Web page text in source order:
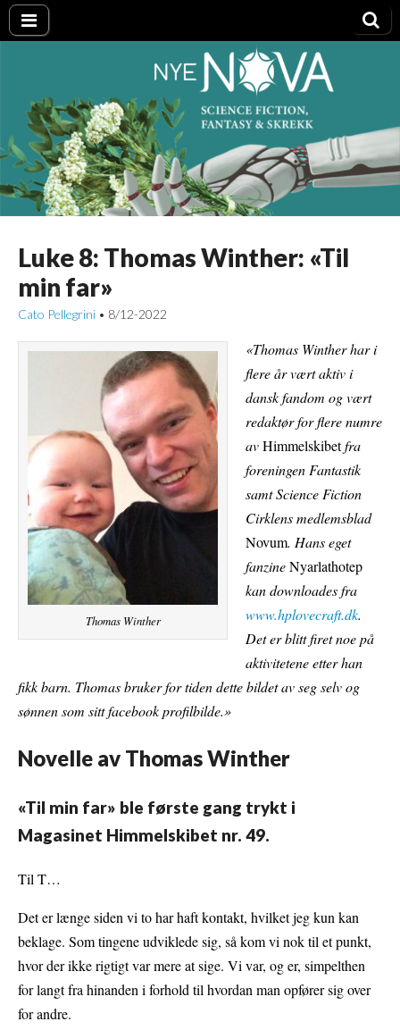
Nye NOVA
Luke 8: Thomas Winther: «Til
min far»
Cato Pellegrini • 8/12-2022
Thomas Winther
«Thomas Winther har i
flere år vært aktiv i
dansk fandom og vært
redaktør for flere numre
avHimmelskibetfra
foreningen Fantastik
samt Science Fiction
Cirklens medlemsblad
Novum. Hans eget
fanzineNyarlathotep
kan downloades fra
www.hplovecraft.dk.
Det er blitt firet noe på
aktivitetene etter han
fikk barn. Thomas bruker for tiden dette bildet av seg selv og
sønnen som sitt facebook profilbilde.»
Novelle av Thomas Winther
«Til min far» ble første gang trykt i
Magasinet Himmelskibet nr. 49.
Til T…
Det er længe siden vi to har haft kontakt, hvilket jeg kun kan
beklage. Som tingene udviklede sig, så kom vi nok til et punkt,
hvor der ikke rigtigt var mere at sige. Vi var, og er, simpelthen
for langt fra hinanden i forhold til hvordan man opfører sig over
for andre.